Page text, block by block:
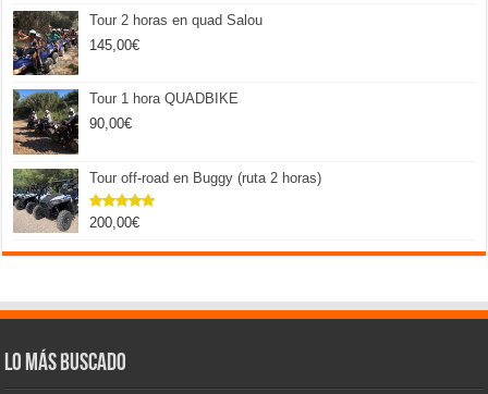
Tour 2 horas en quad Salou
145,00€
Tour 1 hora QUADBIKE
90,00€
Tour off-road en Buggy (ruta 2 horas)
Valorado
de 5
200,00€
Lo más buscado